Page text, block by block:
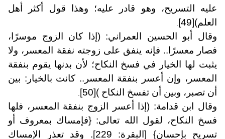
عليه التسريح، وهو قادر عليه؛ وهذا قول أكثر أهل
العلم)[49]
وقال أبو الحسين العمراني: (إذا كان الزوج موسرًا،
فصار معسرًا.. فإنه ينفق على زوجته نفقة المعسر، ولا
يثبت لها الخيار في فسخ النكاح؛ لأن بدنها يقوم بنفقة
المعسر، وإن أعسر بنفقة المعسر.. كانت بالخيار: بين
أن تصبر، وبين أن تفسخ النكاح )[50]
وقال ابن قدامة: (إذا أعسر الزوج بنفقة المعسر، فلها
فسخ النكاح، لقول الله تعالى: {فإمساك بمعروف أو
تسريح بإحسان} [البقرة: 229]. وقد تعذر الإمساك